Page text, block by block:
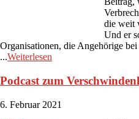
die weit
Und er
Organisationen, die Angehörige
...Weiterlesen
Podcast zum
6. Februar 2021